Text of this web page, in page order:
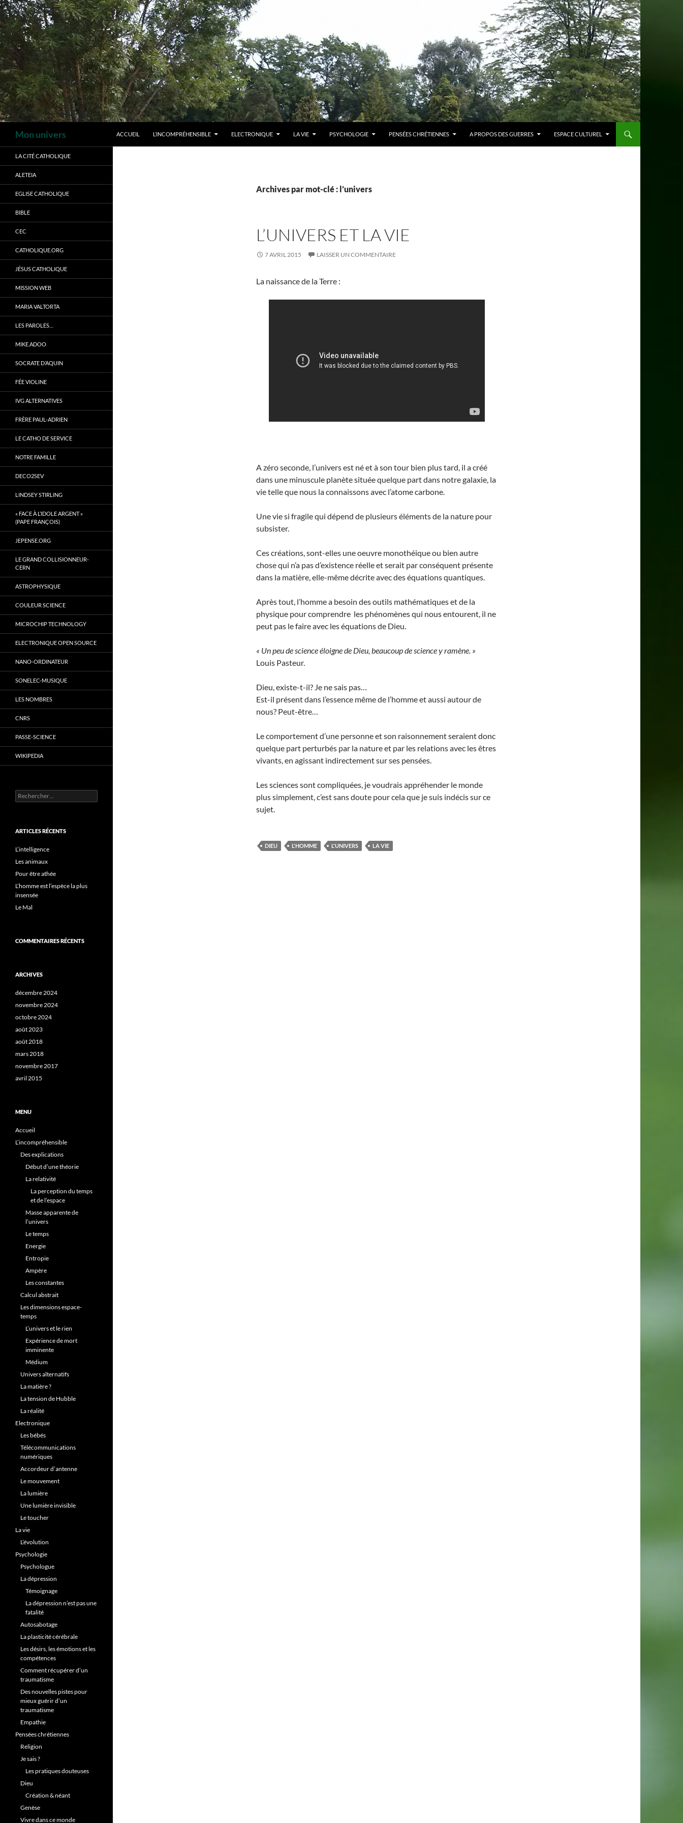
Aller
au
contenu
Mon univers ACCUEIL L’INCOMPRÉHENSIBLE ELECTRONIQUE LA VIE PSYCHOLOGIE PENSÉES CHRÉTIENNES A PROPOS DES GUERRES ESPACE CULTUREL
Archives par mot-clé : l’univers
L’UNIVERS ET LA VIE
7 AVRIL 2015 LAISSER UN COMMENTAIRE
La naissance de la Terre :
A zéro seconde, l’univers est né et à son tour bien plus tard, il a créé
dans une minuscule planète située quelque part dans notre galaxie, la
vie telle que nous la connaissons avec l’atome carbone.
Une vie si fragile qui dépend de plusieurs éléments de la nature pour
subsister.
Ces créations, sont-elles une oeuvre monothéique ou bien autre
chose qui n’a pas d’existence réelle et serait par conséquent présente
dans la matière, elle-même décrite avec des équations quantiques.
Après tout, l’homme a besoin des outils mathématiques et de la
physique pour comprendre les phénomènes qui nous entourent, il ne
peut pas le faire avec les équations de Dieu.
« Un peu de science éloigne de Dieu, beaucoup de science y ramène. »
Louis Pasteur.
Dieu, existe-t-il? Je ne sais pas…
Est-il présent dans l’essence même de l’homme et aussi autour de
nous? Peut-être…
Le comportement d’une personne et son raisonnement seraient donc
quelque part perturbés par la nature et par les relations avec les êtres
vivants, en agissant indirectement sur ses pensées.
Les sciences sont compliquées, je voudrais appréhender le monde
plus simplement, c’est sans doute pour cela que je suis indécis sur ce
sujet.
DIEU L'HOMME L'UNIVERS LA VIE
LA CITÉ CATHOLIQUE
ALETEIA
EGLISE CATHOLIQUE
BIBLE
CEC
CATHOLIQUE.ORG
JÉSUS CATHOLIQUE
MISSION WEB
MARIA VALTORTA
LES PAROLES…
MIKE.ADOO
SOCRATE D’AQUIN
FÉE VIOLINE
IVG ALTERNATIVES
FRÈRE PAUL-ADRIEN
LE CATHO DE SERVICE
NOTRE FAMILLE
DECO2SEV
LINDSEY STIRLING
« FACE À L’IDOLE ARGENT »
(PAPE FRANÇOIS)
JEPENSE.ORG
LE GRAND COLLISIONNEUR-
CERN
ASTROPHYSIQUE
COULEUR SCIENCE
MICROCHIP TECHNOLOGY
ELECTRONIQUE OPEN SOURCE
NANO-ORDINATEUR
SONELEC-MUSIQUE
LES NOMBRES
CNRS
PASSE-SCIENCE
WIKIPEDIA
Rechercher :
ARTICLES RÉCENTS
L’intelligence
Les animaux
Pour être athée
L’homme est l’espèce la plus
insensée
Le Mal
COMMENTAIRES RÉCENTS
ARCHIVES
décembre 2024
novembre 2024
octobre 2024
août 2023
août 2018
mars 2018
novembre 2017
avril 2015
MENU
Accueil
L’incompréhensible
Des explications
Début d’une théorie
La relativité
La perception du temps
et de l’espace
Masse apparente de
l’univers
Le temps
Energie
Entropie
Ampère
Les constantes
Calcul abstrait
Les dimensions espace-
temps
L’univers et le rien
Expérience de mort
imminente
Médium
Univers alternatifs
La matière ?
La tension de Hubble
La réalité
Electronique
Les bébés
Télécommunications
numériques
Accordeur d’antenne
Le mouvement
La lumière
Une lumière invisible
Le toucher
La vie
L’évolution
Psychologie
Psychologue
La dépression
Témoignage
La dépression n’est pas une
fatalité
Autosabotage
La plasticité cérébrale
Les désirs, les émotions et les
compétences
Comment récupérer d’un
traumatisme
Des nouvelles pistes pour
mieux guérir d’un
traumatisme
Empathie
Pensées chrétiennes
Religion
Je sais ?
Les pratiques douteuses
Dieu
Création & néant
Genèse
Vivre dans ce monde